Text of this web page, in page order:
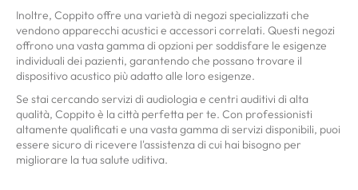
Inoltre, Coppito offre una varietà di negozi specializzati che
vendono apparecchi acustici e accessori correlati. Questi negozi
offrono una vasta gamma di opzioni per soddisfare le esigenze
individuali dei pazienti, garantendo che possano trovare il
dispositivo acustico più adatto alle loro esigenze.
Se stai cercando servizi di audiologia e centri auditivi di alta
qualità, Coppito è la città perfetta per te. Con professionisti
altamente qualificati e una vasta gamma di servizi disponibili, puoi
essere sicuro di ricevere l'assistenza di cui hai bisogno per
migliorare la tua salute uditiva.